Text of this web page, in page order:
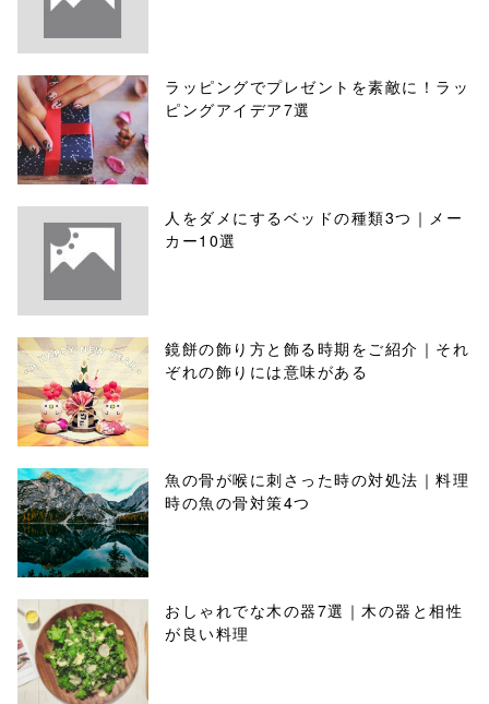
ラッピングでプレゼントを素敵に！ラッ
ピングアイデア7選
人をダメにするベッドの種類3つ｜メー
カー10選
鏡餅の飾り方と飾る時期をご紹介｜それ
ぞれの飾りには意味がある
魚の骨が喉に刺さった時の対処法｜料理
時の魚の骨対策4つ
おしゃれでな木の器7選｜木の器と相性
が良い料理